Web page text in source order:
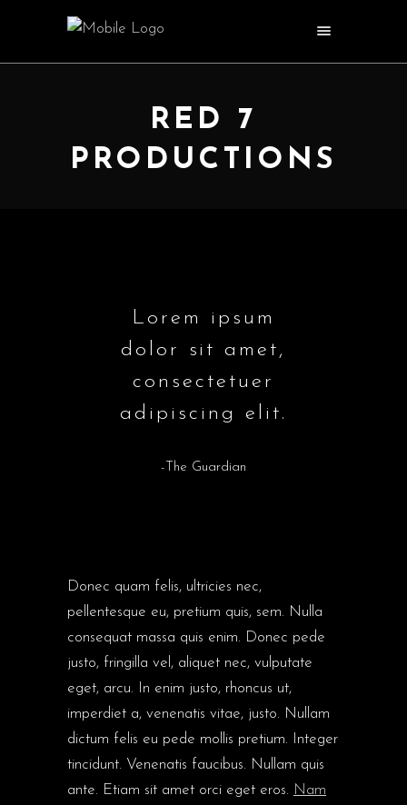
RED 7
PRODUCTIONS
Lorem ipsum
dolor sit amet,
consectetuer
adipiscing elit.
-The Guardian
Donec quam felis, ultricies nec,
pellentesque eu, pretium quis, sem. Nulla
consequat massa quis enim. Donec pede
justo, fringilla vel, aliquet nec, vulputate
eget, arcu. In enim justo, rhoncus ut,
imperdiet a, venenatis vitae, justo. Nullam
dictum felis eu pede mollis pretium. Integer
tincidunt. Venenatis faucibus. Nullam quis
ante. Etiam sit amet orci eget eros. Nam